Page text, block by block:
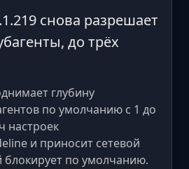
снова разрешает
до трёх
глубину
по умолчанию с 1 до
настроек
и приносит сетевой
по умолчанию.